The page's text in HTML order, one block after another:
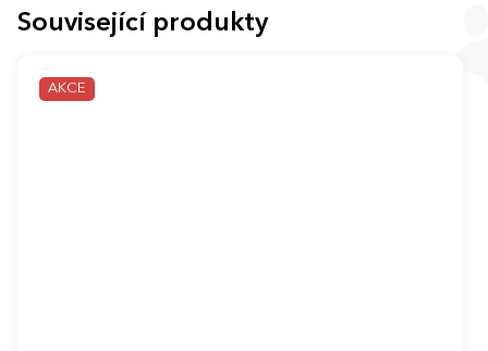
Související produkty
AKCE